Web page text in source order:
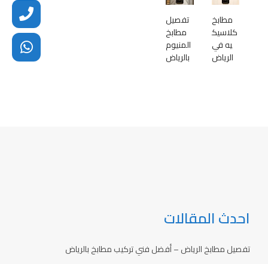
مطابخ
كلاسيك
يه في
الرياض
تفصيل
مطابخ
المنيوم
بالرياض
احدث المقالات
تفصيل مطابخ الرياض – أفضل فني تركيب مطابخ بالرياض